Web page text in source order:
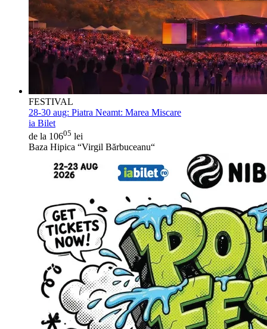
FESTIVAL
28-30 aug: Piatra Neamt: Marea Miscare
ia Bilet
de la 10605 lei
Baza Hipica “Virgil Bărbuceanu“